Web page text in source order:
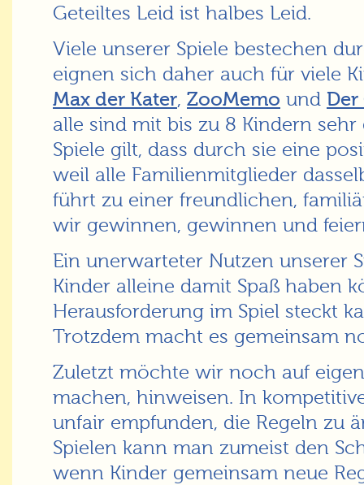
Geteiltes Leid ist halbes Leid.
Viele unserer Spiele bestechen
eignen sich daher auch für viele
Max der Kater, ZooMemo und
alle sind mit bis zu 8 Kindern sehr
Spiele gilt, dass durch sie eine
weil alle Familienmitglieder
führt zu einer freundlichen,
wir gewinnen, gewinnen und
Ein unerwarteter Nutzen unserer
Kinder alleine damit Spaß haben
Herausforderung im Spiel steckt
Trotzdem macht es gemeinsam
Zuletzt möchte wir noch auf
machen, hinweisen. In
unfair empfunden, die Regeln zu
Spielen kann man zumeist den
wenn Kinder gemeinsam neue